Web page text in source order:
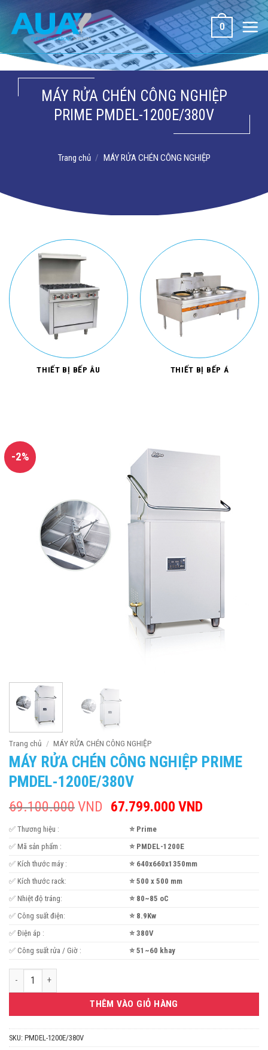
dung
0
MÁY RỬA CHÉN CÔNG NGHIỆP
PRIME PMDEL-1200E/380V
Trang chủ / MÁY RỬA CHÉN CÔNG NGHIỆP
THIẾT BỊ BẾP ÂU THIẾT BỊ BẾP Á
-2%
Trang chủ / MÁY RỬA CHÉN CÔNG NGHIỆP
MÁY RỬA CHÉN CÔNG NGHIỆP PRIME
PMDEL-1200E/380V
69.100.000VND Giá
69.100.000VND.
67.799.000 VND
✅ Thương hiệu :
⭐ Prime
✅ Mã sản phẩm :
⭐ PMDEL-1200E
✅ Kích thước máy :
⭐ 640x660x1350mm
✅ Kích thước rack:
⭐ 500 x 500 mm
✅ Nhiệt độ tráng:
⭐ 80~85 oC
✅ Công suất điện:
⭐ 8.9Kw
✅ Điện áp :
⭐ 380V
✅ Công suất rửa / Giờ :
⭐ 51~60 khay
Máy rửa chén công nghiệp Prime PMDEL-1200E/380V số lượng
THÊM VÀO GIỎ HÀNG
SKU: PMDEL-1200E/380V